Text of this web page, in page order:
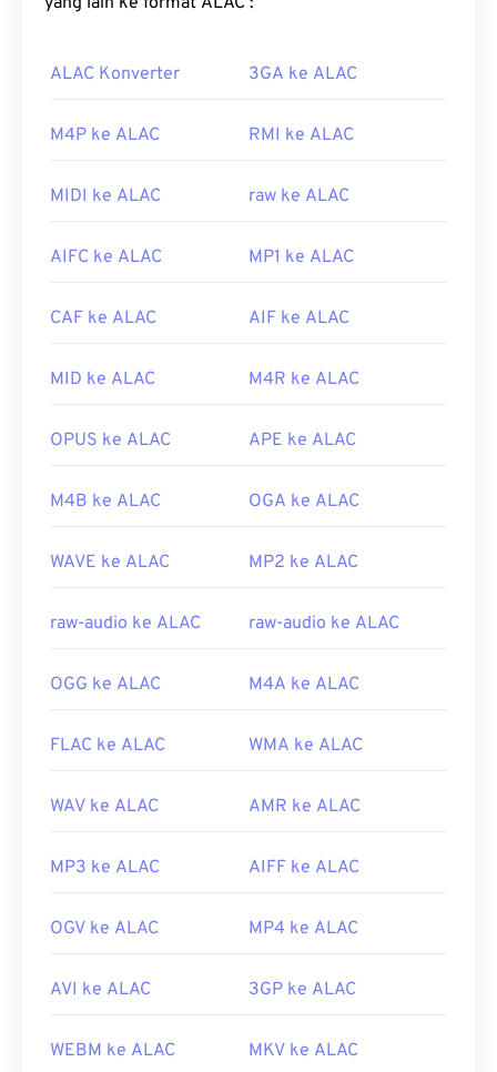
efisien sekaligus memberikan kualitas yang serupa
AAC?
untuk membuka berkas AAC. Sebagai alternatif,
Namun, berkas AAC ada di mana-mana dan dapat
Selain itu, karena berkas AAC sering berfungsi
berkas tersebut dapat dibuka di sebagian besar
dan Playstation 4
Rilis Awal:1997
https://www.iso.org/standard/43345.html?
ALAC Konverter 3GA ke ALAC
M4P ke ALAC RMI ke ALAC
MIDI ke ALAC raw ke ALAC
AIFC ke ALAC MP1 ke ALAC
CAF ke ALAC AIF ke ALAC
MID ke ALAC M4R ke ALAC
OPUS ke ALAC APE ke ALAC
M4B ke ALAC OGA ke ALAC
WAVE ke ALAC MP2 ke ALAC
raw-audio ke ALAC raw-audio ke ALAC
OGG ke ALAC M4A ke ALAC
FLAC ke ALAC WMA ke ALAC
WAV ke ALAC AMR ke ALAC
MP3 ke ALAC AIFF ke ALAC
OGV ke ALAC MP4 ke ALAC
AVI ke ALAC 3GP ke ALAC
WEBM ke ALAC MKV ke ALAC